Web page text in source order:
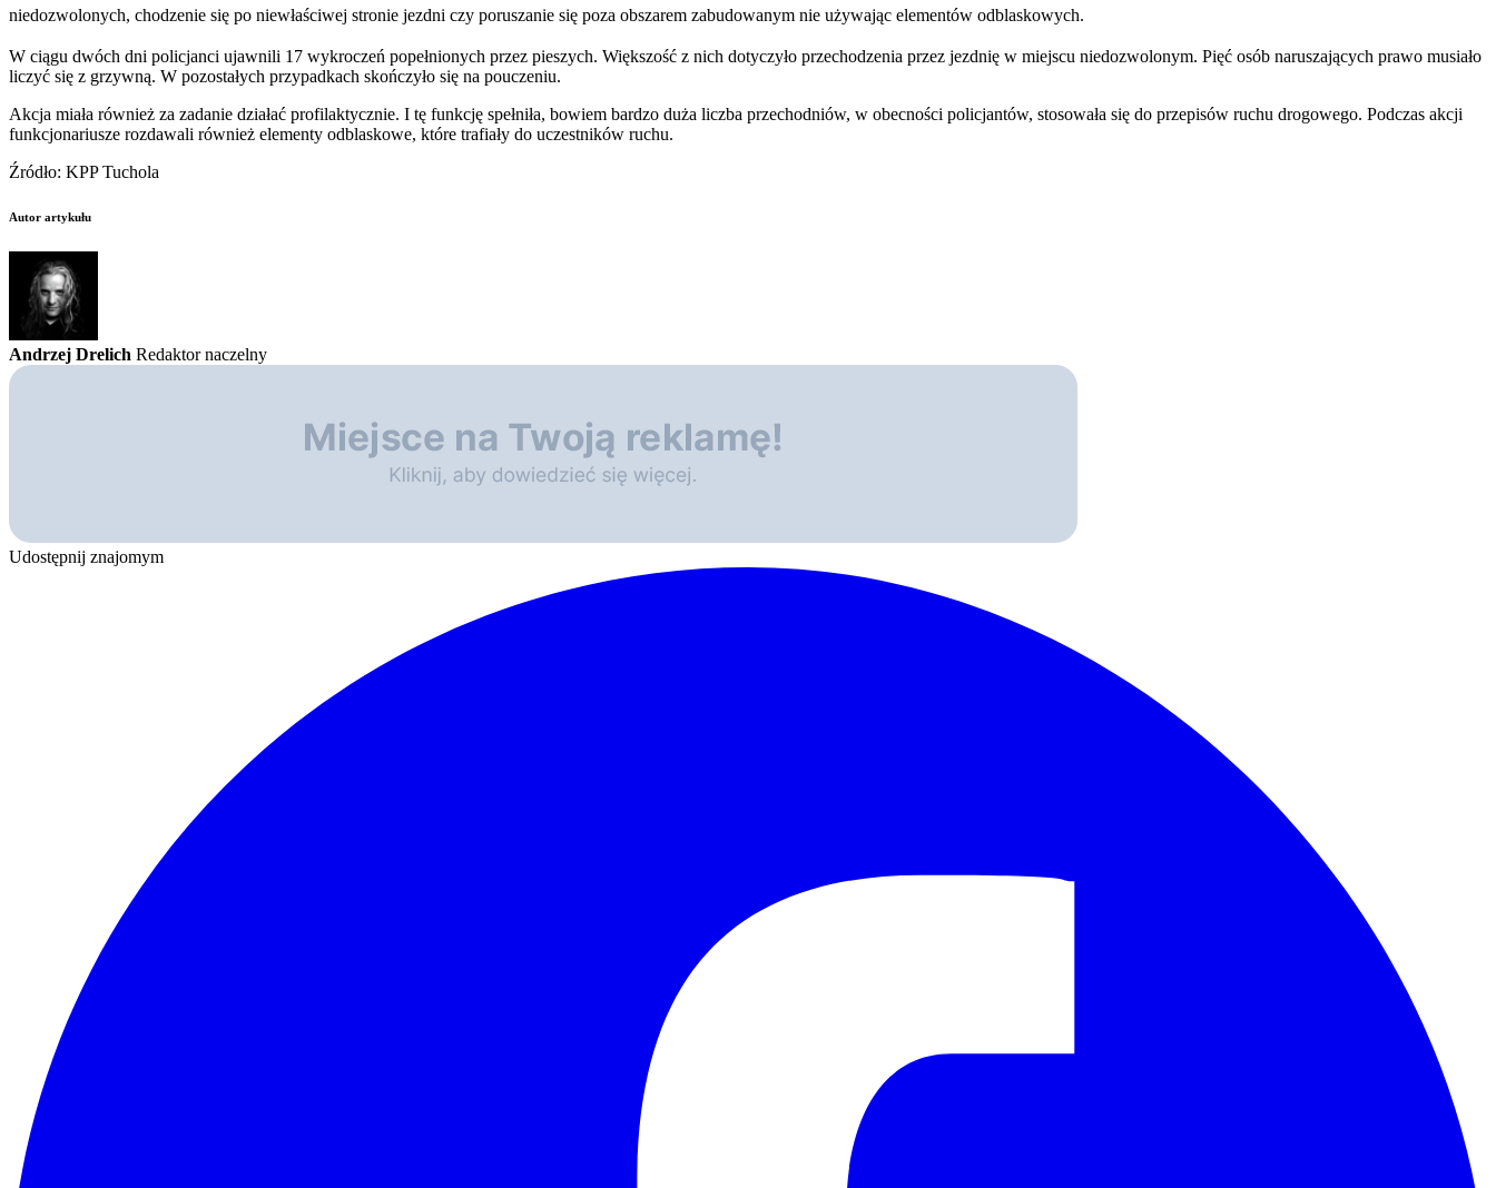
niedozwolonych, chodzenie się po niewłaściwej stronie jezdni czy poruszanie się poza obszarem zabudowanym nie używając elementów odblaskowych.
W ciągu dwóch dni policjanci ujawnili 17 wykroczeń popełnionych przez pieszych. Większość z nich dotyczyło przechodzenia przez jezdnię w miejscu niedozwolonym. Pięć osób naruszających prawo musiało
liczyć się z grzywną. W pozostałych przypadkach skończyło się na pouczeniu.
Akcja miała również za zadanie działać profilaktycznie. I tę funkcję spełniła, bowiem bardzo duża liczba przechodniów, w obecności policjantów, stosowała się do przepisów ruchu drogowego. Podczas akcji
funkcjonariusze rozdawali również elementy odblaskowe, które trafiały do uczestników ruchu.
Źródło: KPP Tuchola
Autor artykułu
Andrzej Drelich Redaktor naczelny
Udostępnij znajomym